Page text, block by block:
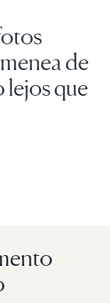
de
que